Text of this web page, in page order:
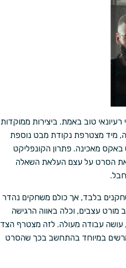
טוב באמת. ביצירות ממוקדות
מיד מצטרפת נקודת מבט נוספת
מאכינה. פתרון הקונפליקט
את הסרט על עצם העלאת השאלה
בלבד, אך כולם משחקים נהדר
מורט עצבים, וכלה באווה הרגישה
עושה עבודה מעולה. לזה מצטרף הצד
במיוחד בהתחשב בכך שהסרט